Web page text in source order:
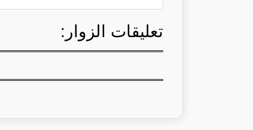
تعليقات الزوار: